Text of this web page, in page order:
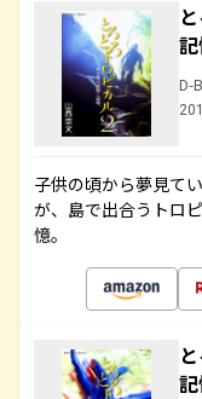
D-
子供の頃から夢見て
が、島で出合うトロ
憶。